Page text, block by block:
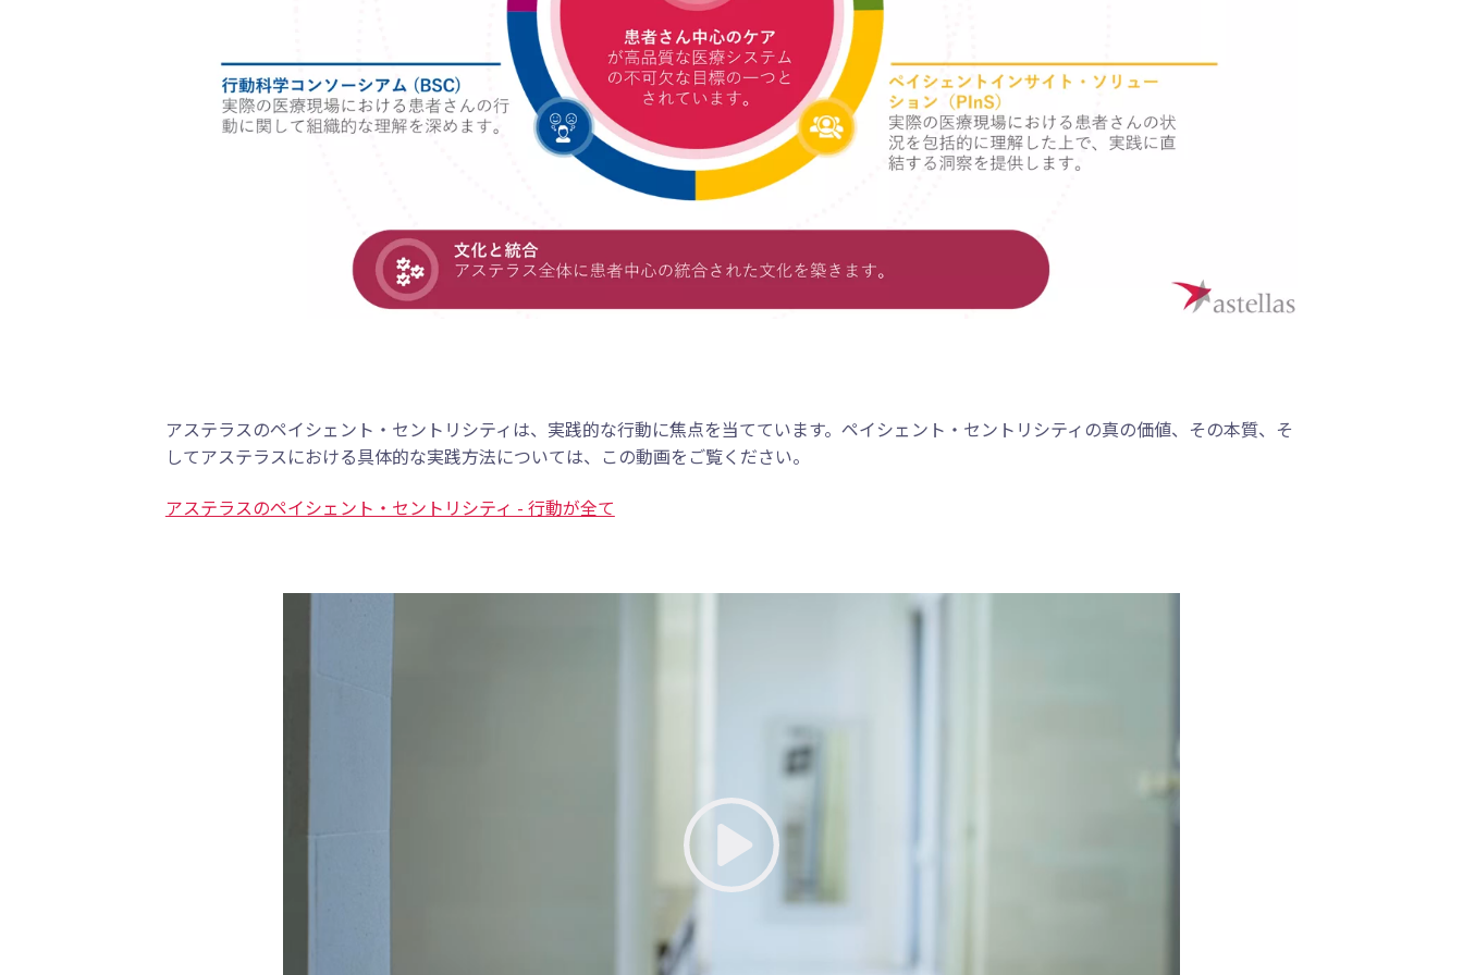
アステラスのペイシェント・セントリシティは、実践的な行動に焦点を当てています。ペイシェント・セントリシティの真の価値、その本質、そ
してアステラスにおける具体的な実践方法については、この動画をご覧ください。
アステラスのペイシェント・セントリシティ - 行動が全て